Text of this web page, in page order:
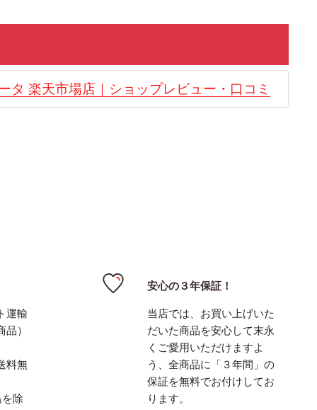
タ 楽天市場店｜ショップレビュー・口コミ
運輸
）
料無
を除
安心の３年保証！
当店では、お買い上げいた
だいた商品を安心して末永
くご愛用いただけますよ
う、全商品に「３年間」の
保証を無料でお付けしてお
ります。